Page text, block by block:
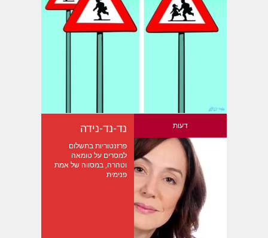
דעות נד-נד-נידה
פרזנטוריות בתשלום
למסרים על טומאה
וטהרה, במסווה של אמת
פנימית